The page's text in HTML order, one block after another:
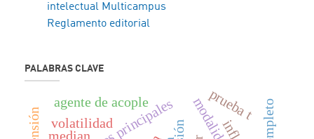
intelectual Multicampus
Reglamento editorial
PALABRAS CLAVE
agente de acople prueba t
volatilidad
median